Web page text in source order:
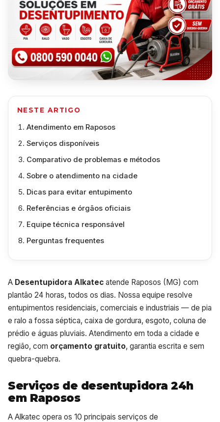
NESTE ARTIGO
Atendimento em Raposos
Serviços disponíveis
Comparativo de problemas e métodos
Sobre o atendimento na cidade
Dicas para evitar entupimento
Referências e órgãos oficiais
Equipe técnica responsável
Perguntas frequentes
A Desentupidora Alkatec atende Raposos (MG) com
plantão 24 horas, todos os dias. Nossa equipe resolve
entupimentos residenciais, comerciais e industriais — de pia
e ralo a fossa séptica, caixa de gordura, esgoto, coluna de
prédio e águas pluviais. Atendimento em toda a cidade e
região, com orçamento gratuito, garantia escrita e sem
quebra-quebra.
Serviços de desentupidora 24h
em Raposos
A Alkatec opera os 10 principais serviços de